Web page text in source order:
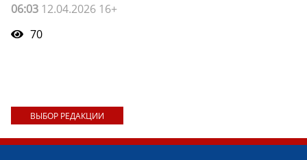
06:03 12.04.2026 16+
70
ВЫБОР РЕДАКЦИИ